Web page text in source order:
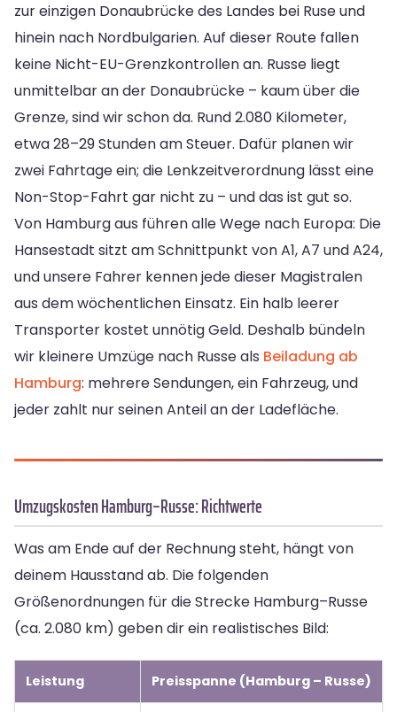
zur einzigen Donaubrücke des Landes bei Ruse und
hinein nach Nordbulgarien. Auf dieser Route fallen
keine Nicht-EU-Grenzkontrollen an. Russe liegt
unmittelbar an der Donaubrücke – kaum über die
Grenze, sind wir schon da. Rund 2.080 Kilometer,
etwa 28–29 Stunden am Steuer. Dafür planen wir
zwei Fahrtage ein; die Lenkzeitverordnung lässt eine
Non-Stop-Fahrt gar nicht zu – und das ist gut so.
Von Hamburg aus führen alle Wege nach Europa: Die
Hansestadt sitzt am Schnittpunkt von A1, A7 und A24,
und unsere Fahrer kennen jede dieser Magistralen
aus dem wöchentlichen Einsatz. Ein halb leerer
Transporter kostet unnötig Geld. Deshalb bündeln
wir kleinere Umzüge nach Russe als Beiladung ab
Hamburg: mehrere Sendungen, ein Fahrzeug, und
jeder zahlt nur seinen Anteil an der Ladefläche.
Umzugskosten Hamburg–Russe: Richtwerte
Was am Ende auf der Rechnung steht, hängt von
deinem Hausstand ab. Die folgenden
Größenordnungen für die Strecke Hamburg–Russe
(ca. 2.080 km) geben dir ein realistisches Bild:
Leistung Preisspanne (Hamburg – Russe)